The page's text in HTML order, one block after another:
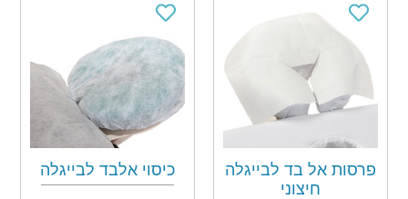
פרסות אל בד לבייגלה
חיצוני
כיסוי אלבד לבייגלה